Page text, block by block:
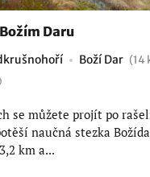
Daru
Boží Dar (14
se můžete projít po
naučná stezka
km a...